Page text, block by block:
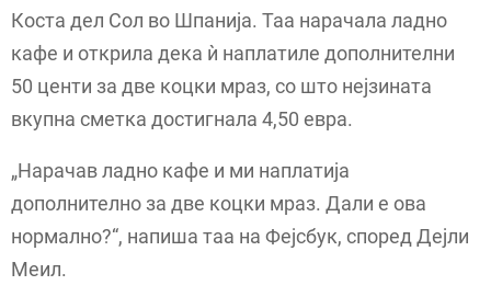
Коста дел Сол во Шпанија. Таа нарачала ладно
кафе и открила дека ѝ наплатиле дополнителни
50 центи за две коцки мраз, со што нејзината
вкупна сметка достигнала 4,50 евра.
„Нарачав ладно кафе и ми наплатија
дополнително за две коцки мраз. Дали е ова
нормално?“, напиша таа на Фејсбук, според Дејли
Меил.